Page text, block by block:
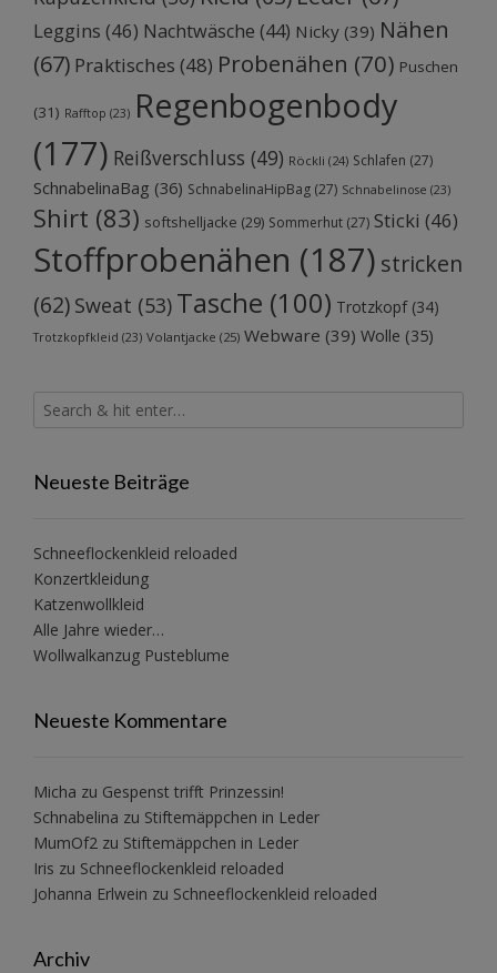
Leggins (46) Nachtwäsche (44) Nicky (39) Nähen
(67) Praktisches (48) Probenähen (70) Puschen
(31) Rafftop (23) Regenbogenbody
(177) Reißverschluss (49) Röckli (24) Schlafen (27)
SchnabelinaBag (36) SchnabelinaHipBag (27) Schnabelinose (23)
Shirt (83) softshelljacke (29) Sommerhut (27) Sticki (46)
Stoffprobenähen (187) stricken
(62) Sweat (53) Tasche (100) Trotzkopf(34)
Trotzkopfkleid (23) Volantjacke (25) Webware (39) Wolle (35)
Neueste Beiträge
Schneeflockenkleid reloaded
Konzertkleidung
Katzenwollkleid
Alle Jahre wieder…
Wollwalkanzug Pusteblume
Neueste Kommentare
Micha zu Gespenst trifft Prinzessin!
Schnabelina zu Stiftemäppchen in Leder
MumOf2 zu Stiftemäppchen in Leder
Iris zu Schneeflockenkleid reloaded
Johanna Erlwein zu Schneeflockenkleid reloaded
Archiv